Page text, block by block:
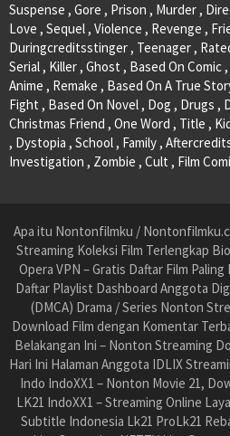
Suspense , Gore , Prison , Murder ,
Love , Sequel , Violence , Revenge ,
Duringcreditsstinger , Teenager ,
Serial , Killer , Ghost , Based On Comic
Anime , Remake , Based On A True
Fight , Based On Novel , Dog , Drugs ,
Christmas Friend , One Word , Title ,
, Dystopia , School , Family ,
Investigation , Zombie , Cult , Film
Apa itu Nontonfilmku /
Streaming Koleksi Film Terlengkap
Opera VPN – Gratis Daftar Film
Daftar Playlist Dashboard Anggota
(DMCA) Drama / Series Nonton
Download Film dengan Komentar
Belakangan Ini – Nonton Streaming
Hari Ini Halaman Anggota IDLIX
Indo IndoXX1 – Nonton Movie 21,
LK21 IndoXX1 – Streaming Online
Subtitle Indonesia Lk21 ProLk21